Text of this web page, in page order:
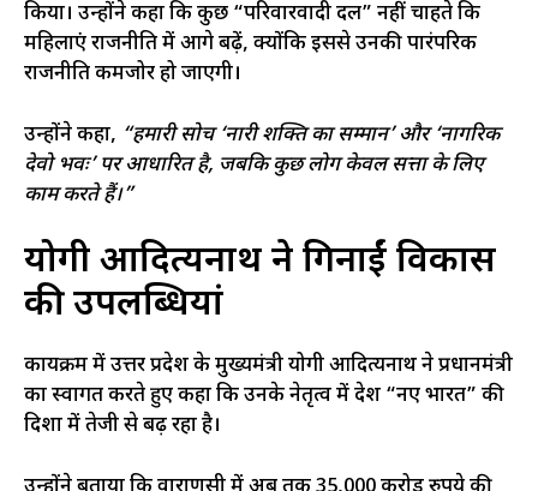
किया। उन्होंने कहा कि कुछ “परिवारवादी दल” नहीं चाहते कि
महिलाएं राजनीति में आगे बढ़ें, क्योंकि इससे उनकी पारंपरिक
राजनीति कमजोर हो जाएगी।
उन्होंने कहा, “हमारी सोच ‘नारी शक्ति का सम्मान’ और ‘नागरिक
देवो भवः’ पर आधारित है, जबकि कुछ लोग केवल सत्ता के लिए
काम करते हैं।”
योगी आदित्यनाथ ने गिनाईं विकास
की उपलब्धियां
कार्यक्रम में उत्तर प्रदेश के मुख्यमंत्री योगी आदित्यनाथ ने प्रधानमंत्री
का स्वागत करते हुए कहा कि उनके नेतृत्व में देश “नए भारत” की
दिशा में तेजी से बढ़ रहा है।